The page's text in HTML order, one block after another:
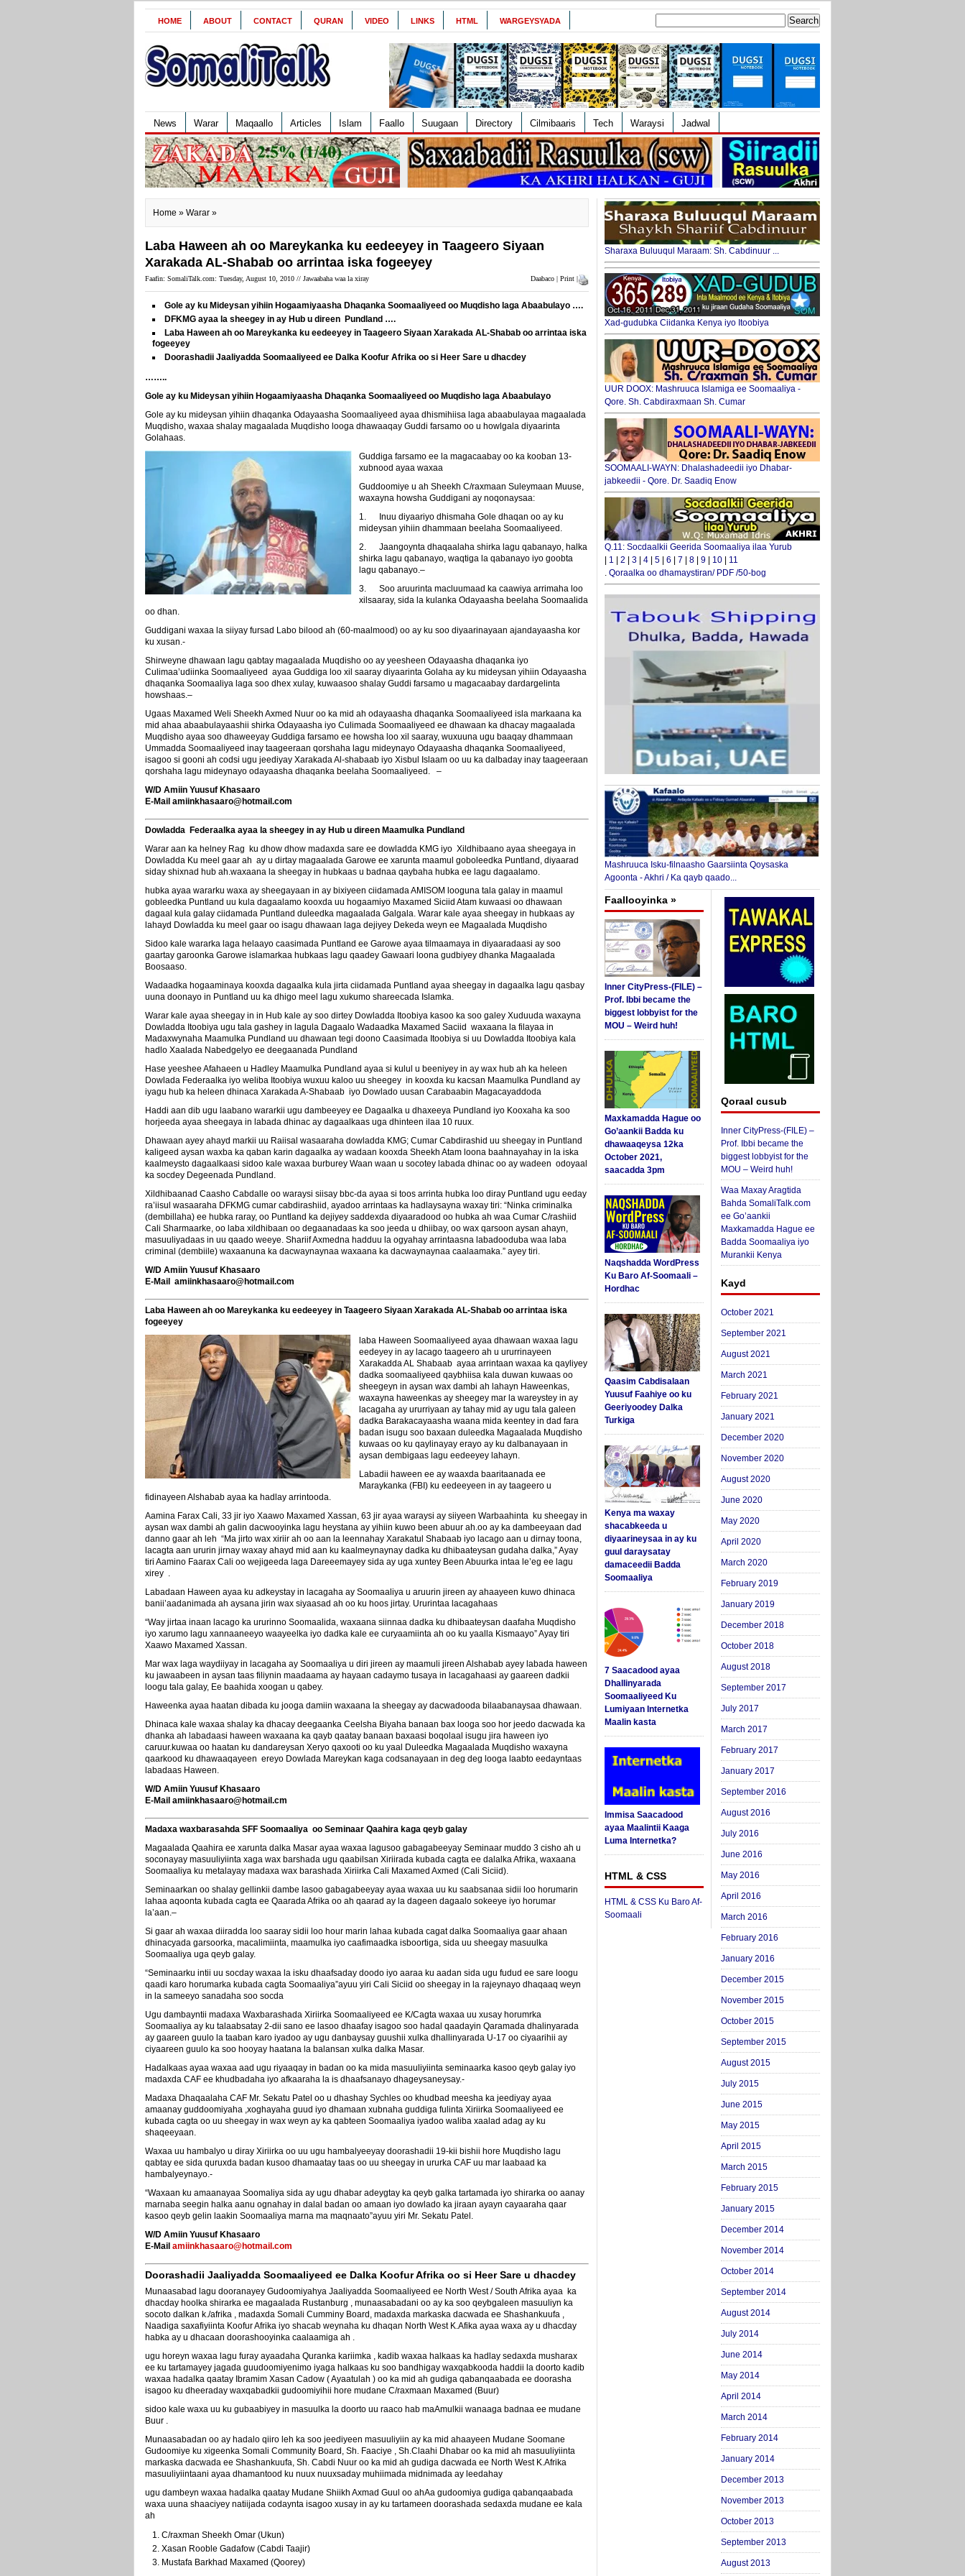
HOME ABOUT CONTACT QURAN VIDEO LINKS HTML WARGEYSYADA
News Warar Maqaallo Articles Islam Faallo Suugaan Directory Cilmibaaris Tech Waraysi Jadwal
Home » Warar »
Laba Haween ah oo Mareykanka ku eedeeyey in Taageero Siyaan
Xarakada AL-Shabab oo arrintaa iska fogeeyey
Daabaco | Print |
Faafin: SomaliTalk.com: Tuesday, August 10, 2010 // Jawaabaha waa la xiray
Gole ay ku Mideysan yihiin Hogaamiyaasha Dhaqanka Soomaaliyeed oo Muqdisho laga Abaabulayo ….
DFKMG ayaa la sheegey in ay Hub u direen Pundland ….
Laba Haween ah oo Mareykanka ku eedeeyey in Taageero Siyaan Xarakada AL-Shabab oo arrintaa iska
fogeeyey
Doorashadii Jaaliyadda Soomaaliyeed ee Dalka Koofur Afrika oo si Heer Sare u dhacdey
……..
Gole ay ku Mideysan yihiin Hogaamiyaasha Dhaqanka Soomaaliyeed oo Muqdisho laga Abaabulayo
Gole ay ku mideysan yihiin dhaqanka Odayaasha Soomaaliyeed ayaa dhismihiisa laga abaabulayaa magaalada
Muqdisho, waxaa shalay magaalada Muqdisho looga dhawaaqay Guddi farsamo oo u howlgala diyaarinta
Golahaas.
Guddiga farsamo ee la magacaabay oo ka kooban 13-
xubnood ayaa waxaa
Guddoomiye u ah Sheekh C/raxmaan Suleymaan Muuse,
waxayna howsha Guddigani ay noqonaysaa:
1. Inuu diyaariyo dhismaha Gole dhaqan oo ay ku
mideysan yihiin dhammaan beelaha Soomaaliyeed.
2. Jaangoynta dhaqaalaha shirka lagu qabanayo, halka
shirka lagu qabanayo, waqtiga la qabanayo iyo goobta
lagu qabanayo.–
3. Soo aruurinta macluumaad ka caawiya arrimaha loo
xilsaaray, sida la kulanka Odayaasha beelaha Soomaalida
oo dhan.
Guddigani waxaa la siiyay fursad Labo bilood ah (60-maalmood) oo ay ku soo diyaarinayaan ajandayaasha kor
ku xusan.-
Shirweyne dhawaan lagu qabtay magaalada Muqdisho oo ay yeesheen Odayaasha dhaqanka iyo
Culimaa’udiinka Soomaaliyeed ayaa Guddiga loo xil saaray diyaarinta Golaha ay ku mideysan yihiin Odayaasha
dhaqanka Soomaaliya laga soo dhex xulay, kuwaasoo shalay Guddi farsamo u magacaabay dardargelinta
howshaas.–
Ugaas Maxamed Weli Sheekh Axmed Nuur oo ka mid ah odayaasha dhaqanka Soomaaliyeed isla markaana ka
mid ahaa abaabulayaashii shirka Odayaasha iyo Culimada Soomaaliyeed ee dhawaan ka dhacay magaalada
Muqdisho ayaa soo dhaweeyay Guddiga farsamo ee howsha loo xil saaray, wuxuuna ugu baaqay dhammaan
Ummadda Soomaaliyeed inay taageeraan qorshaha lagu mideynayo Odayaasha dhaqanka Soomaaliyeed,
isagoo si gooni ah codsi ugu jeediyay Xarakada Al-shabaab iyo Xisbul Islaam oo uu ka dalbaday inay taageeraan
qorshaha lagu mideynayo odayaasha dhaqanka beelaha Soomaaliyeed. –
W/D Amiin Yuusuf Khasaaro
E-Mail amiinkhasaaro@hotmail.com
Dowladda Federaalka ayaa la sheegey in ay Hub u direen Maamulka Pundland
Warar aan ka helney Rag ku dhow dhow madaxda sare ee dowladda KMG iyo Xildhibaano ayaa sheegaya in
Dowladda Ku meel gaar ah ay u dirtay magaalada Garowe ee xarunta maamul goboleedka Puntland, diyaarad
siday shixnad hub ah.waxaana la sheegay in hubkaas u badnaa qaybaha hubka ee lagu dagaalamo.
hubka ayaa wararku waxa ay sheegayaan in ay bixiyeen ciidamada AMISOM looguna tala galay in maamul
gobleedka Puntland uu kula dagaalamo kooxda uu hogaamiyo Maxamed Siciid Atam kuwaasi oo dhawaan
dagaal kula galay ciidamada Puntland duleedka magaalada Galgala. Warar kale ayaa sheegay in hubkaas ay
lahayd Dowladda ku meel gaar oo isagu dhawaan laga dejiyey Dekeda weyn ee Magaalada Muqdisho
Sidoo kale wararka laga helaayo caasimada Puntland ee Garowe ayaa tilmaamaya in diyaaradaasi ay soo
gaartay garoonka Garowe islamarkaa hubkaas lagu qaadey Gawaari loona gudbiyey dhanka Magaalada
Boosaaso.
Wadaadka hogaaminaya kooxda dagaalka kula jirta ciidamada Puntland ayaa sheegay in dagaalka lagu qasbay
uuna doonayo in Puntland uu ka dhigo meel lagu xukumo shareecada Islamka.
Warar kale ayaa sheegay in in Hub kale ay soo dirtey Dowladda Itoobiya kasoo ka soo galey Xuduuda waxayna
Dowladda Itoobiya ugu tala gashey in lagula Dagaalo Wadaadka Maxamed Saciid waxaana la filayaa in
Madaxwynaha Maamulka Pundland uu dhawaan tegi doono Caasimada Itoobiya si uu Dowladda Itoobiya kala
hadlo Xaalada Nabedgelyo ee deegaanada Pundland
Hase yeeshee Afahaeen u Hadley Maamulka Pundland ayaa si kulul u beeniyey in ay wax hub ah ka heleen
Dowlada Federaalka iyo weliba Itoobiya wuxuu kaloo uu sheegey in kooxda ku kacsan Maamulka Pundland ay
iyagu hub ka heleen dhinaca Xarakada A-Shabaab iyo Dowlado uusan Carabaabin Magacayaddoda
Haddi aan dib ugu laabano wararkii ugu dambeeyey ee Dagaalka u dhaxeeya Pundland iyo Kooxaha ka soo
horjeeda ayaa sheegaya in labada dhinac ay dagaalkaas uga dhinteen ilaa 10 ruux.
Dhawaan ayey ahayd markii uu Raiisal wasaaraha dowladda KMG; Cumar Cabdirashid uu sheegay in Puntland
kaligeed aysan waxba ka qaban karin dagaalka ay wadaan kooxda Sheekh Atam loona baahnayahay in la iska
kaalmeysto dagaalkaasi sidoo kale waxaa burburey Waan waan u socotey labada dhinac oo ay wadeen odoyaal
ka socdey Degeenada Pundland.
Xildhibaanad Caasho Cabdalle oo waraysi siisay bbc-da ayaa si toos arrinta hubka loo diray Puntland ugu eeday
ra’iisul wasaaraha DFKMG cumar cabdirashiid, ayadoo arrintaas ka hadlaysayna waxay tiri: “Ninka criminalka
(dembillaha) ee hubka raray, oo Puntland ka dejiyey saddexda diyaaradood oo hubka ah waa Cumar C/rashiid
Cali Sharmaarke, oo laba xildhibaan oo degaanadaas ka soo jeeda u dhiibay, oo wax qarsoon aysan ahayn,
masuuliyadaas in uu qaado weeye. Shariif Axmedna hadduu la ogyahay arrintaasna labadooduba waa laba
criminal (dembiile) waxaanuna ka dacwaynaynaa waxaana ka dacwaynaynaa caalaamaka.” ayey tiri.
W/D Amiin Yuusuf Khasaaro
E-Mail amiinkhasaaro@hotmail.com
Laba Haween ah oo Mareykanka ku eedeeyey in Taageero Siyaan Xarakada AL-Shabab oo arrintaa iska
fogeeyey
laba Haween Soomaaliyeed ayaa dhawaan waxaa lagu
eedeyey in ay lacago taageero ah u ururrinayeen
Xarakadda AL Shabaab ayaa arrintaan waxaa ka qayliyey
dadka soomaaliyeed qaybhiisa kala duwan kuwaas oo
sheegeyn in aysan wax dambi ah lahayn Haweenkas,
waxayna haweenkas ay sheegey mar la wareystey in ay
lacagaha ay ururriyaan ay tahay mid ay ugu tala galeen
dadka Barakacayaasha waana mida keentey in dad fara
badan isugu soo baxaan duleedka Magaalada Muqdisho
kuwaas oo ku qaylinayay erayo ay ku dalbanayaan in
aysan dembigaas lagu eedeeyey lahayn.
Labadii haween ee ay waaxda baaritaanada ee
Maraykanka (FBI) ku eedeeyeen in ay taageero u
fidinayeen Alshabab ayaa ka hadlay arrintooda.
Aamina Farax Cali, 33 jir iyo Xaawo Maxamed Xassan, 63 jir ayaa waraysi ay siiyeen Warbaahinta ku sheegay in
aysan wax dambi ah galin dacwooyinka lagu heystana ay yihiin kuwo been abuur ah.oo ay ka dambeeyaan dad
danno gaar ah leh “Ma jirto wax xiriir ah oo aan la leennahay Xarakatul Shabaab iyo lacago aan u dirnay toona,
lacagta aan ururin jirnay waxay ahayd mid aan ku kaalmeynaynay dadka ku dhibaateysan gudaha dalka,” Ayay
tiri Aamino Faarax Cali oo wejigeeda laga Dareeemayey sida ay uga xuntey Been Abuurka intaa le’eg ee lagu
xirey .
Labadaan Haween ayaa ku adkeystay in lacagaha ay Soomaaliya u aruurin jireen ay ahaayeen kuwo dhinaca
banii’aadanimada ah aysana jirin wax siyaasad ah oo ku hoos jirtay. Ururintaa lacagahaas
“Way jirtaa inaan lacago ka ururinno Soomaalida, waxaana siinnaa dadka ku dhibaateysan daafaha Muqdisho
iyo xarumo lagu xannaaneeyo waayeelka iyo dadka kale ee curyaamiinta ah oo ku yaalla Kismaayo” Ayay tiri
Xaawo Maxamed Xassan.
Mar wax laga waydiiyay in lacagaha ay Soomaaliya u diri jireen ay maamuli jireen Alshabab ayey labada haween
ku jawaabeen in aysan taas filiynin maadaama ay hayaan cadaymo tusaya in lacagahaasi ay gaareen dadkii
loogu tala galay, Ee baahida xoogan u qabey.
Haweenka ayaa haatan dibada ku jooga damiin waxaana la sheegay ay dacwadooda bilaabanaysaa dhawaan.
Dhinaca kale waxaa shalay ka dhacay deegaanka Ceelsha Biyaha banaan bax looga soo hor jeedo dacwada ka
dhanka ah labadaasi haween waxaana ka qayb qaatay banaan baxaasi boqolaal isugu jira haween iyo
caruur.kuwaa oo haatan ku dandareysan Xeryo qaxooti oo ku yaal Duleedka Magaalada Muqdisho waxayna
qaarkood ku dhawaaqayeen ereyo Dowlada Mareykan kaga codsanayaan in deg deg looga laabto eedayntaas
labadaas Haween.
W/D Amiin Yuusuf Khasaaro
E-Mail amiinkhasaaro@hotmail.cm
Madaxa waxbarasahda SFF Soomaaliya oo Seminaar Qaahira kaga qeyb galay
Magaalada Qaahira ee xarunta dalka Masar ayaa waxaa lagusoo gabagabeeyay Seminaar muddo 3 cisho ah u
soconayay masuuliyiinta xaga wax barshada ugu qaabilsan Xiriirada kubada cagta ee dalalka Afrika, waxaana
Soomaaliya ku metalayay madaxa wax barashada Xiriirka Cali Maxamed Axmed (Cali Siciid).
Seminaarkan oo shalay gellinkii dambe lasoo gabagabeeyay ayaa waxaa uu ku saabsanaa sidii loo horumarin
lahaa aqoonta kubada cagta ee Qaarada Afrika oo ah qaarad ay la dageen dagaalo sokeeye iyo horumar
la’aan.–
Si gaar ah waxaa diiradda loo saaray sidii loo hour marin lahaa kubada cagat dalka Soomaaliya gaar ahaan
dhinacyada garsoorka, macalimiinta, maamulka iyo caafimaadka isboortiga, sida uu sheegay masuulka
Soomaaliya uga qeyb galay.
“Seminaarku intii uu socday waxaa la isku dhaafsaday doodo iyo aaraa ku aadan sida ugu fudud ee sare loogu
qaadi karo horumarka kubada cagta Soomaaliya”ayuu yiri Cali Siciid oo sheegay in la rajeynayo dhaqaaq weyn
in la sameeyo sanadaha soo socda
Ugu dambayntii madaxa Waxbarashada Xiriirka Soomaaliyeed ee K/Cagta waxaa uu xusay horumrka
Soomaaliya ay ku talaabsatay 2-dii sano ee lasoo dhaafay isagoo soo hadal qaadayin Qaramada dhalinyarada
ay gaareen guulo la taaban karo iyadoo ay ugu danbaysay guushii xulka dhallinyarada U-17 oo ciyaarihii ay
ciyaareen guulo ka soo hooyay haatana la balansan xulka dalka Masar.
Hadalkaas ayaa waxaa aad ugu riyaaqay in badan oo ka mida masuuliyiinta seminaarka kasoo qeyb galay iyo
madaxda CAF ee khudbadaha iyo afkaaraha la is dhaafsanayo dhageysaneysay.-
Madaxa Dhaqaalaha CAF Mr. Sekatu Patel oo u dhashay Sychles oo khudbad meesha ka jeediyay ayaa
amaanay guddoomiyaha ,xoghayaha guud iyo dhamaan xubnaha guddiga fulinta Xiriirka Soomaaliyeed ee
kubada cagta oo uu sheegay in wax weyn ay ka qabteen Soomaaliya iyadoo waliba xaalad adag ay ku
shaqeeyaan.
Waxaa uu hambalyo u diray Xiriirka oo uu ugu hambalyeeyay doorashadii 19-kii bishii hore Muqdisho lagu
qabtay ee sida quruxda badan kusoo dhamaatay taas oo uu sheegay in ururka CAF uu mar laabaad ka
hambalyeynayo.-
“Waxaan ku amaanayaa Soomaliya sida ay ugu dhabar adeygtay ka qeyb galka tartamada iyo shirarka oo aanay
marnaba seegin halka aanu ognahay in dalal badan oo amaan iyo dowlado ka jiraan ayayn cayaaraha qaar
kasoo qeyb gelin laakin Soomaaliya marna ma maqnaato”ayuu yiri Mr. Sekatu Patel.
W/D Amiin Yuusuf Khasaaro
E-Mail amiinkhasaaro@hotmail.com
Doorashadii Jaaliyadda Soomaaliyeed ee Dalka Koofur Afrika oo si Heer Sare u dhacdey
Munaasabad lagu dooranayey Gudoomiyahya Jaaliyadda Soomaaliyeed ee North West / South Afrika ayaa ka
dhacday hoolka shirarka ee magaalada Rustanburg , munaasabadani oo ay ka soo qeybgaleen masuuliyn ka
socoto dalkan k./afrika , madaxda Somali Cumminy Board, madaxda markaska dacwada ee Shashankuufa ,
Naadiga saxafiyiinta Koofur Afrika iyo shacab weynaha ku dhaqan North West K.Afika ayaa waxa ay u dhacday
habka ay u dhacaan doorashooyinka caalaamiga ah .
ugu horeyn waxaa lagu furay ayaadaha Quranka kariimka , kadib waxaa halkaas ka hadlay sedaxda musharax
ee ku tartamayey jagada guudoomiyenimo iyaga halkaas ku soo bandhigay waxqabkooda haddii la doorto kadib
waxaa hadalka qaatay Ibramim Xasan Cadow ( Ayaatulah ) oo ka mid ah gudiga qabanqaabada ee doorasha
isagoo ku dheeraday waxqabadkii gudoomiyihii hore mudane C/raxmaan Maxamed (Buur)
sidoo kale waxa uu ku gubaabiyey in masuulka la doorto uu raaco hab maAmulkii wanaaga badnaa ee mudane
Buur .
Munaasabadan oo ay hadalo qiiro leh ka soo jeediyeen masuuliyiin ay ka mid ahaayeen Mudane Soomane
Gudoomiye ku xigeenka Somali Community Board, Sh. Faaciye , Sh.Claahi Dhabar oo ka mid ah masuuliyiinta
markaska dacwada ee Shashankuufa, Sh. Cabdi Nuur oo ka mid ah gudiga dacwada ee North West K.Afrika
masuuliyiintaani ayaa dhamantood ku nuux nuuxsaday muhiimada midnimada ay leedahay
ugu dambeyn waxaa hadalka qaatay Mudane Shiikh Axmad Guul oo ahAa gudoomiya gudiga qabanqaabada
waxa uuna shaaciyey natiijada codaynta isagoo xusay in ay ku tartameen doorashada sedaxda mudane ee kala
ah
C/raxman Sheekh Omar (Ukun)
Xasan Rooble Gadafow (Cabdi Taajir)
Mustafa Barkhad Maxamed (Qoorey)
Sharaxa Buluuqul Maraam: Sh. Cabdinuur ...
Xad-gudubka Ciidanka Kenya iyo Itoobiya
UUR DOOX: Mashruuca Islamiga ee Soomaaliya -
Qore. Sh. Cabdiraxmaan Sh. Cumar
SOOMAALI-WAYN: Dhalashadeedii iyo Dhabar-
jabkeedii - Qore. Dr. Saadiq Enow
Q.11: Socdaalkii Geerida Soomaaliya ilaa Yurub
1 2 3 4 5 6 7 8 9 10
11
. Qoraalka oo dhamaystiran/ PDF /50-bog
Mashruuca Isku-filnaasho Gaarsiinta Qoysaska
Agoonta - Akhri / Ka qayb qaado...
Faallooyinka »
Inner CityPress-(FILE) –
Prof. Ibbi became the
biggest lobbyist for the
MOU – Weird huh!
Maxkamadda Hague oo
Go’aankii Badda ku
dhawaaqeysa 12ka
October 2021,
saacadda 3pm
Naqshadda WordPress
Ku Baro Af-Soomaali –
Hordhac
Qaasim Cabdisalaan
Yuusuf Faahiye oo ku
Geeriyoodey Dalka
Turkiga
Kenya ma waxay
shacabkeeda u
diyaarineysaa in ay ku
guul daraysatay
damaceedii Badda
Soomaaliya
7 Saacadood ayaa
Dhallinyarada
Soomaaliyeed Ku
Lumiyaan Internetka
Maalin kasta
Immisa Saacadood
ayaa Maalintii Kaaga
Luma Internetka?
HTML & CSS
HTML & CSS Ku Baro Af-
Soomaali
Qoraal cusub
Inner CityPress-(FILE) –
Prof. Ibbi became the
biggest lobbyist for the
MOU – Weird huh!
Waa Maxay Aragtida
Bahda SomaliTalk.com
ee Go’aankii
Maxkamadda Hague ee
Badda Soomaaliya iyo
Murankii Kenya
Kayd
October 2021
September 2021
August 2021
March 2021
February 2021
January 2021
December 2020
November 2020
August 2020
June 2020
May 2020
April 2020
March 2020
February 2019
January 2019
December 2018
October 2018
August 2018
September 2017
July 2017
March 2017
February 2017
January 2017
September 2016
August 2016
July 2016
June 2016
May 2016
April 2016
March 2016
February 2016
January 2016
December 2015
November 2015
October 2015
September 2015
August 2015
July 2015
June 2015
May 2015
April 2015
March 2015
February 2015
January 2015
December 2014
November 2014
October 2014
September 2014
August 2014
July 2014
June 2014
May 2014
April 2014
March 2014
February 2014
January 2014
December 2013
November 2013
October 2013
September 2013
August 2013